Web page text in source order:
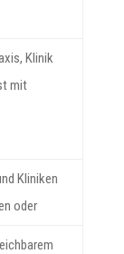
Klinik
mit
Kliniken
oder